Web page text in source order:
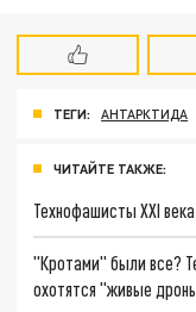
ТЕГИ: АНТАРКТИДА
ЧИТАЙТЕ ТАКЖЕ:
Технофашисты XXI века
"Кротами" были все?
охотятся "живые